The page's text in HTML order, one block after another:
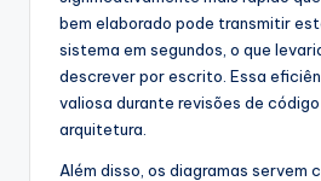
bem elaborado pode transmitir
sistema em segundos, o que
descrever por escrito. Essa
valiosa durante revisões de
arquitetura.
Além disso, os diagramas servem